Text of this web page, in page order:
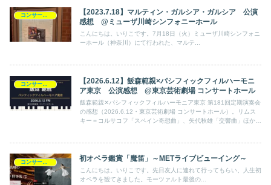
【2023.7.18】マルティン・ガルシア・ガルシア 公演
感想 @ミューザ川崎シンフォニーホール
こんにちは。いりこです。7月18日（火）ミューザ川崎シンフォニ
ーホール（神奈川）にて行われた、マルテ...
【2026.6.12】飯森範親×パシフィックフィルハーモニ
ア東京 公演感想 @東京芸術劇場 コンサートホール
飯森範親✕パシフィックフィルハーモニア東京 第181回定期演奏会
の感想（2026.6.12・東京芸術劇場 コンサートホール）。リムス
キー＝コルサコフ「スペイン奇想曲」、矢代秋雄「交響曲」ほか意
初オペラ鑑賞「魔笛」～METライブビューイング～
こんにちは。いりこです。先日友人に連れて行ってもらい、人生初
オペラを観てきました。モーツァルト最後の...